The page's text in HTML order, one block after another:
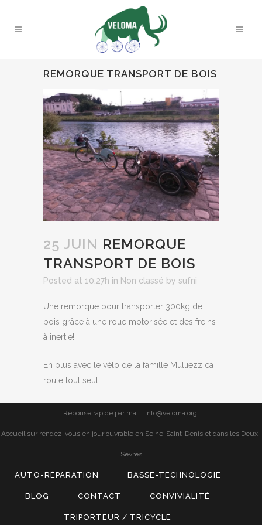
REMORQUE TRANSPORT DE BOIS
25 JUIN REMORQUE
TRANSPORT DE BOIS
Posted at 10:27h in Non classé by sufni
Une remorque pour transporter 300kg de
bois grâce à une roue motorisée et des freins
à inertie!
En plus avec le vélo de la famille Mulliezz ca
roule tout seul!
Reponse rapide par mail : info@veloma.org.
Accueil sur rendez-vous en jour ouvrable en Seine-Saint-Denis et dans les Deux-
Sèvres
AUTO-RÉPARATION BASSE-TECHNOLOGIE
BLOG CONTACT CONVIVIALITÉ
TRIPORTEUR / TRICYCLE